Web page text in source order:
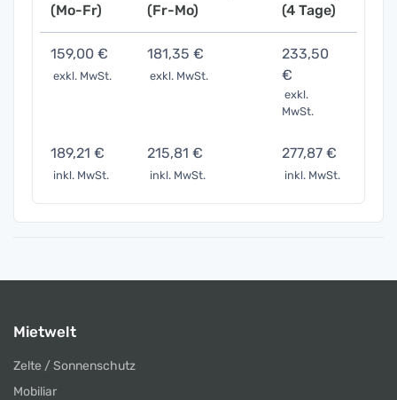
(Mo-Fr)
(Fr-Mo)
(4 Tage)
159,00 €
exkl. MwSt.
181,35 €
exkl. MwSt.
233,50
€
exkl.
MwSt.
189,21 €
inkl. MwSt.
215,81 €
inkl. MwSt.
277,87 €
inkl. MwSt.
Mietwelt
Zelte / Sonnenschutz
Mobiliar